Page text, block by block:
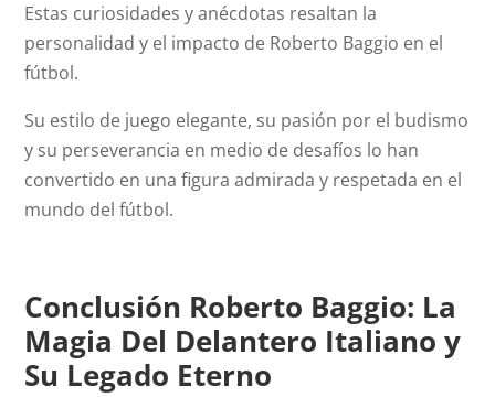
Estas curiosidades y anécdotas resaltan la
personalidad y el impacto de Roberto Baggio en el
fútbol.
Su estilo de juego elegante, su pasión por el budismo
y su perseverancia en medio de desafíos lo han
convertido en una figura admirada y respetada en el
mundo del fútbol.
Conclusión Roberto Baggio: La
Magia Del Delantero Italiano y
Su Legado Eterno